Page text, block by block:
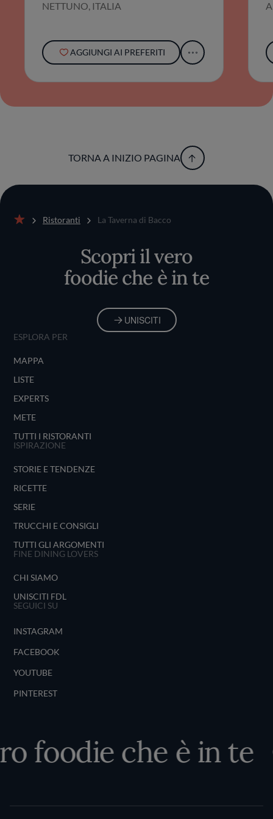
NETTUNO, ITALIA
AGGIUNGI AI PREFERITI
TORNA A INIZIO PAGINA
Ristoranti La Taverna di Bacco
Scopri il vero
foodie che è in te
UNISCITI
ESPLORA PER
MAPPA
LISTE
EXPERTS
METE
TUTTI I RISTORANTI
ISPIRAZIONE
STORIE E TENDENZE
RICETTE
SERIE
TRUCCHI E CONSIGLI
TUTTI GLI ARGOMENTI
FINE DINING LOVERS
CHI SIAMO
UNISCITI FDL
SEGUICI SU
INSTAGRAM
FACEBOOK
YOUTUBE
PINTEREST
foodie che è in te